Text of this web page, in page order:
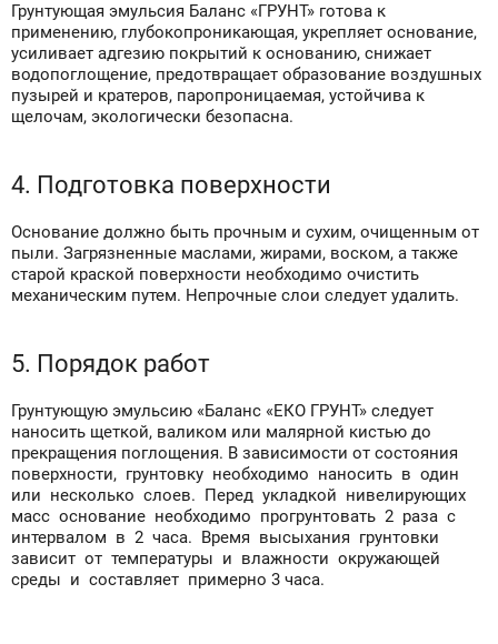
Грунтующая эмульсия Баланс «ГРУНТ» готова к
применению, глубокопроникающая, укрепляет основание,
усиливает адгезию покрытий к основанию, снижает
водопоглощение, предотвращает образование воздушных
пузырей и кратеров, паропроницаемая, устойчива к
щелочам, экологически безопасна.
4. Подготовка поверхности
Основание должно быть прочным и сухим, очищенным от
пыли. Загрязненные маслами, жирами, воском, а также
старой краской поверхности необходимо очистить
механическим путем. Непрочные слои следует удалить.
5. Порядок работ
Грунтующую эмульсию «Баланс «ЕКО ГРУНТ» следует
наносить щеткой, валиком или малярной кистью до
прекращения поглощения. В зависимости от состояния
поверхности, грунтовку необходимо наносить в один
или несколько слоев. Перед укладкой нивелирующих
масс основание необходимо прогрунтовать 2 раза с
интервалом в 2 часа. Время высыхания грунтовки
зависит от температуры и влажности окружающей
среды и составляет примерно 3 часа.